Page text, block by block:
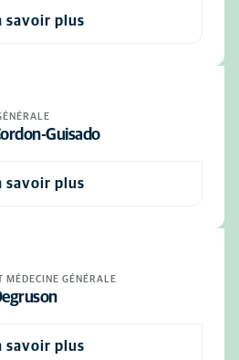
savoir plus
Guisado
savoir plus
MÉDECINE GÉNÉRALE
savoir plus